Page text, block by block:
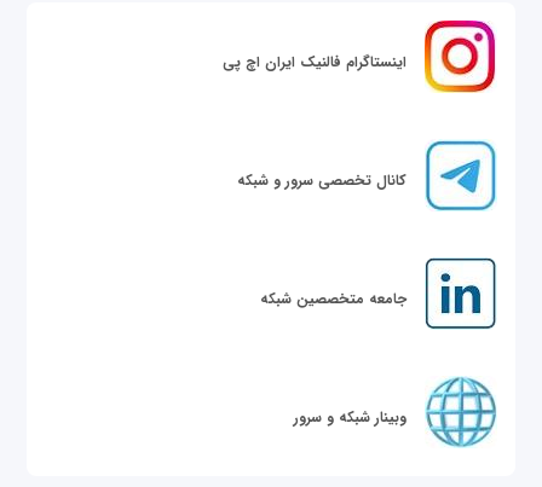
اینستاگرام فالنیک ایران اچ پی
کانال تخصصی سرور و شبکه
جامعه متخصصین شبکه
وبینار شبکه و سرور